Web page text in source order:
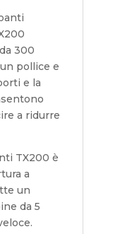
300
pollice e
e la
a ridurre
TX200 è
a
un
da 5